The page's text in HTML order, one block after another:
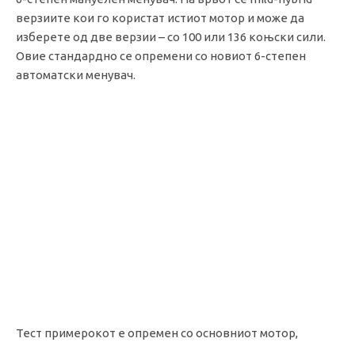
верзиите кои го користат истиот мотор и може да
изберете од две верзии – со 100 или 136 коњски сили.
Овие стандардно се опремени со новиот 6-степен
автоматски менувач.
Тест примерокот е опремен со основниот мотор,